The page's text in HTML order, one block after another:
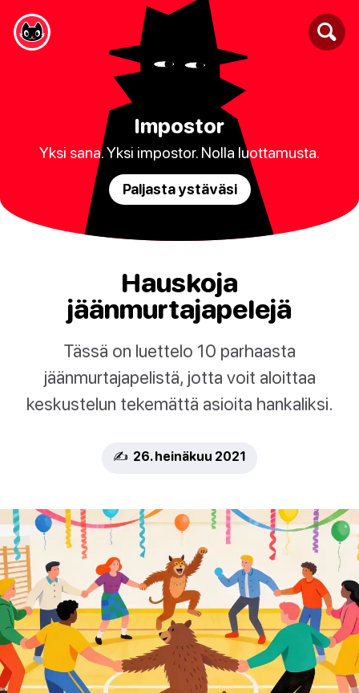
Impostor
Yksi sana. Yksi impostor. Nolla luottamusta.
Paljasta ystäväsi
Hauskoja
jäänmurtajapelejä
Tässä on luettelo 10 parhaasta
jäänmurtajapelistä, jotta voit aloittaa
keskustelun tekemättä asioita hankaliksi.
✍️ 26. heinäkuu 2021